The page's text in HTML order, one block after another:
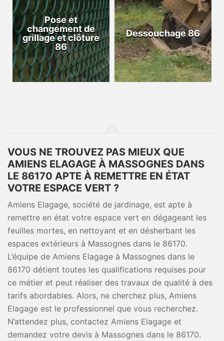
Pose et
changement de
grillage et clôture
86
Dessouchage 86
VOUS NE TROUVEZ PAS MIEUX QUE
AMIENS ELAGAGE À MASSOGNES DANS
LE 86170 APTE À REMETTRE EN ÉTAT
VOTRE ESPACE VERT ?
Amiens Elagage, société de jardinage, est apte à
remettre en état votre espace vert en dégageant les
feuilles mortes, en nettoyant et en désherbant les
espaces extérieurs à Massognes dans le 86170.
L’équipe de Amiens Elagage à Massognes dans le
86170 détient toutes les qualifications requises pour
ce métier et peut réaliser des travaux de qualité à des
tarifs abordables. Alors, ne cherchez plus, Amiens
Elagage est le professionnel que vous recherchez.
N’attendez plus, contactez Amiens Elagage et
demandez votre devis à Massognes dans le 86170.